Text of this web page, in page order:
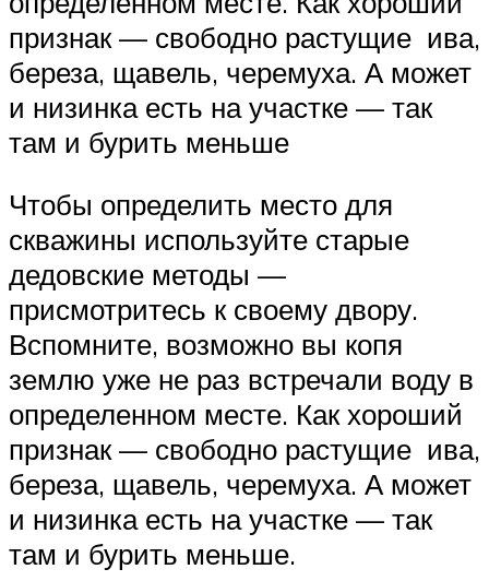
признак — свободно растущие ива,
береза, щавель, черемуха. А может
и низинка есть на участке — так
там и бурить меньше
Чтобы определить место для
скважины используйте старые
дедовские методы —
присмотритесь к своему двору.
Вспомните, возможно вы копя
землю уже не раз встречали воду в
определенном месте. Как хороший
признак — свободно растущие ива,
береза, щавель, черемуха. А может
и низинка есть на участке — так
там и бурить меньше.